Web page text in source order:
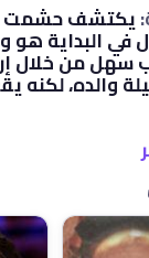
يكتشف حشمت
في البداية
من خلال
والده، لكنه